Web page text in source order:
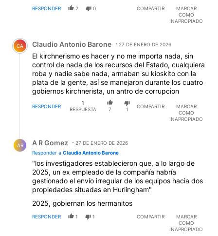
RESPONDER 2 0 COMPARTIR
MARCAR
COMO
INAPROPIADO
Comentario de Claudio Antonio Barone.
CA Claudio Antonio Barone 27 DE ENERO DE 2026
El kirchnerismo es hacer y no me importa nada, sin
control de nada de los recursos del Estado, cualquiera
roba y nadie sabe nada, armaban su kioskito con la
plata de la gente, así se manejaron durante los cuatro
gobiernos kirchnerista, un antro de corrupcion
RESPONDER
1
RESPUESTA
7 1
COMPARTIR
MARCAR
COMO
INAPROPIADO
AR A R Gomez
27 DE ENERO DE 2026
Responder a Claudio Antonio Barone
"los investigadores establecieron que, a lo largo de
2025, un ex empleado de la compañía habría
gestionado el envío irregular de los equipos hacia dos
propiedades situadas en Hurlingham"
2025, gobiernan los hermanitos
RESPONDER 1 1 COMPARTIR
MARCAR
COMO
INAPROPIADO